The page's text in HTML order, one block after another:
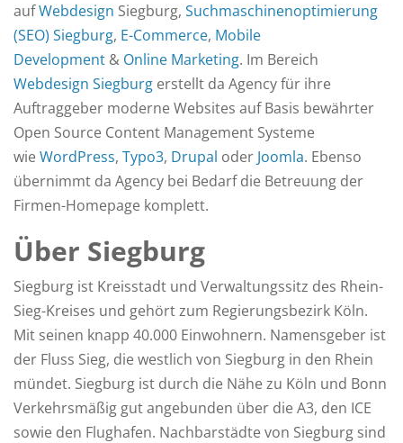
aufWebdesign Siegburg, Suchmaschinenoptimierung
(SEO) Siegburg, E-Commerce, Mobile
Development & Online Marketing. Im Bereich
Webdesign Siegburg erstellt da Agency für ihre
Auftraggeber moderne Websites auf Basis bewährter
Open Source Content Management Systeme
wie WordPress, Typo3, Drupal oder Joomla. Ebenso
übernimmt da Agency bei Bedarf die Betreuung der
Firmen-Homepage komplett.
Über Siegburg
Siegburg ist Kreisstadt und Verwaltungssitz des Rhein-
Sieg-Kreises und gehört zum Regierungsbezirk Köln.
Mit seinen knapp 40.000 Einwohnern. Namensgeber ist
der Fluss Sieg, die westlich von Siegburg in den Rhein
mündet. Siegburg ist durch die Nähe zu Köln und Bonn
Verkehrsmäßig gut angebunden über die A3, den ICE
sowie den Flughafen. Nachbarstädte von Siegburg sind